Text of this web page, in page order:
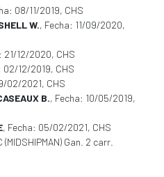
08/11/2019, CHS
W., Fecha: 11/09/2020,
21/12/2020, CHS
02/12/2019, CHS
02/2021, CHS
B., Fecha: 10/05/2019,
, Fecha: 05/02/2021, CHS
(MIDSHIPMAN) Gan. 2 carr.